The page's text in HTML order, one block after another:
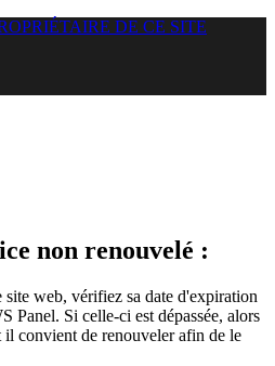
DE CE SITE
non renouvelé :
site web, vérifiez sa date d'expiration
Panel. Si celle-ci est dépassée, alors
il convient de renouveler afin de le